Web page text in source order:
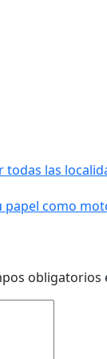
todas las
papel como
obligatorios